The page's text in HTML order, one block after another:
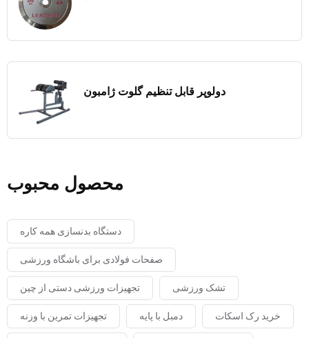
دولوپر قابل تنظیم گلوت ژامبون
محصول محبوب
دستگاه بدنسازی همه کاره
صفحات فولادی برای باشگاه ورزشی
تجهیزات ورزشی دستی از چین تشک ورزشی
تجهیزات تمرین با وزنه دمبل با پایه خرید رک اسکات